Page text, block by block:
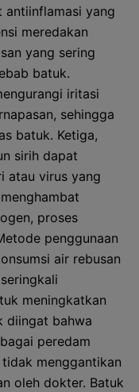
antiinflamasi yang
meredakan
yang sering
batuk.
iritasi
sehingga
batuk. Ketiga,
sirih dapat
atau virus yang
proses
penggunaan
air rebusan
meningkatkan
diingat bahwa
peredam
menggantikan
oleh dokter. Batuk